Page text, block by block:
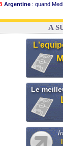
Argentine : quand
OM: Paixão attire un
A
Le